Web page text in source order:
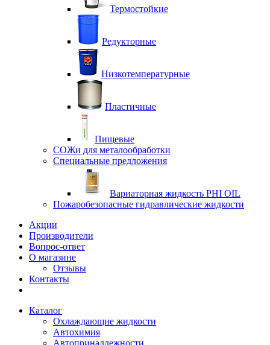
Термостойкие
Редукторные
Низкотемпературные
Пластичные
Пищевые
СОЖи для металообработки
Специальные предложения
Вариаторная жидкость PHI OIL
Пожаробезопасные гидравлические жидкости
Акции
Производители
Вопрос-ответ
О магазине
Отзывы
Контакты
Каталог
Охлаждающие жидкости
Автохимия
Автопринадлежности